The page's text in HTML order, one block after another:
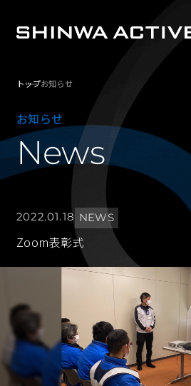
シンワ・アクティブとは
ABOUT
事業内容
導入事例
COMPANY
採用情報
RECRUIT
トップお知らせ
お知らせ
News
2022.01.18 NEWS
Zoom表彰式